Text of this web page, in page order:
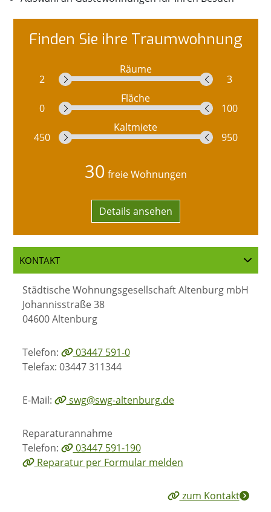
Fin­den Sie ihre Traum­woh­nung
2
Räume
3
0
Fläche
100
450
Kaltmiete
950
30 freie Wohnungen
Details ansehen
KONTAKT
Städtische Wohnungsgesellschaft Altenburg mbH
Johannisstraße 38
04600 Altenburg
Telefon:
03447 591-0
Telefax: 03447 311344
E-Mail: swg@swg-altenburg.de
Reparaturannahme
Telefon:
03447 591-190
Reparatur per Formular melden
zum Kontakt